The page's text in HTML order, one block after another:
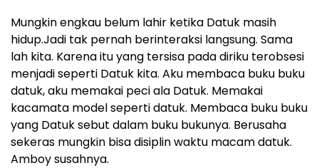
Mungkin engkau belum lahir ketika Datuk masih
hidup.Jadi tak pernah berinteraksi langsung. Sama
lah kita. Karena itu yang tersisa pada diriku terobsesi
menjadi seperti Datuk kita. Aku membaca buku buku
datuk, aku memakai peci ala Datuk. Memakai
kacamata model seperti datuk. Membaca buku buku
yang Datuk sebut dalam buku bukunya. Berusaha
sekeras mungkin bisa disiplin waktu macam datuk.
Amboy susahnya.